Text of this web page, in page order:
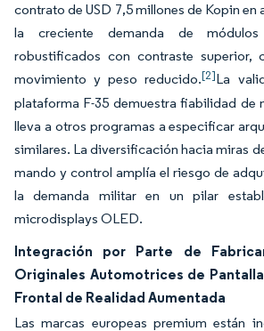
contrato de USD 7,5 millones de Kopin en
la creciente demanda de
robustificados con contraste superior,
movimiento y peso reducido.[2]La
plataforma F-35 demuestra fiabilidad de
lleva a otros programas a especificar
similares. La diversificación hacia miras
mando y control amplía el riesgo de
la demanda militar en un pilar
microdisplays OLED.
Integración por Parte de
Originales Automotrices de
Frontal de Realidad Aumentada
Las marcas europeas premium están